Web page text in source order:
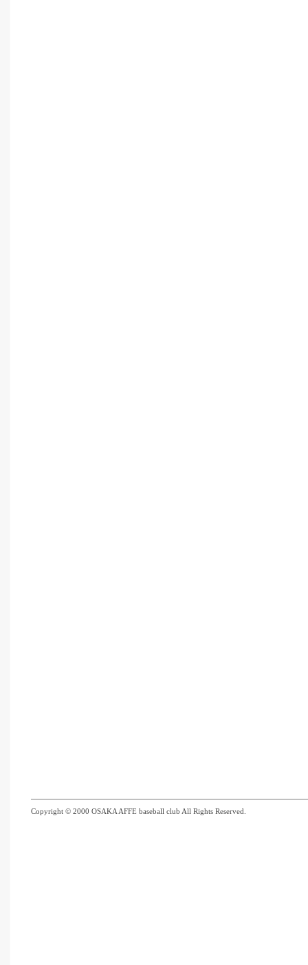
Copyright © 2000 OSAKA AFFE baseball club All Rights Reserved.